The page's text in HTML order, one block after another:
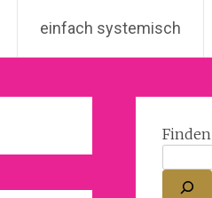
einfach systemisch
Finden